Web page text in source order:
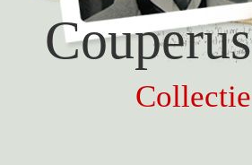
Couperus
Collectie